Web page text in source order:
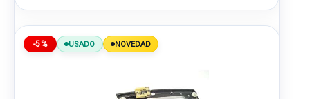
-5% USADO NOVEDAD